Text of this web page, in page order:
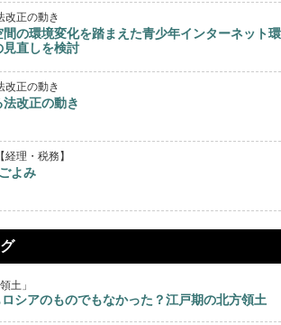
改正の動き
間の環境変化を踏まえた青少年インターネット環
見直しを検討
改正の動き
改正の動き
理・税務】
よみ
土」
シアのものでもなかった？江戸期の北方領土